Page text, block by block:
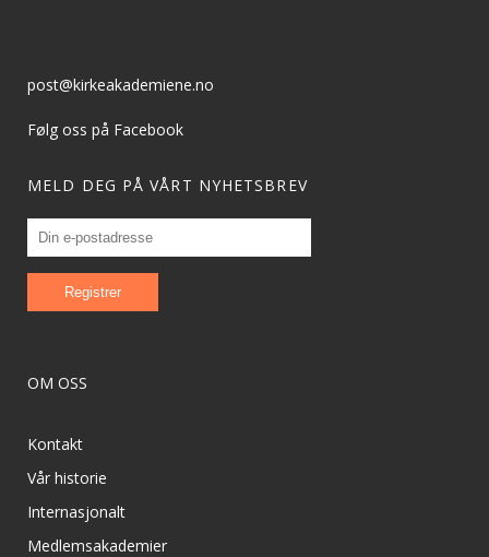
post@kirkeakademiene.no
Følg oss på Facebook
MELD DEG PÅ VÅRT NYHETSBREV
OM OSS
Kontakt
Vår historie
Internasjonalt
Medlemsakademier